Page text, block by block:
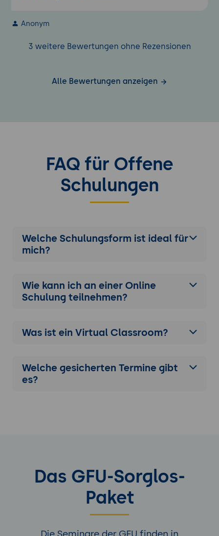
Anonym
3 weitere Bewertungen ohne Rezensionen
Alle Bewertungen anzeigen
FAQ für Offene
Schulungen
Welche Schulungsform ist ideal für
mich?
Wie kann ich an einer Online
Schulung teilnehmen?
Was ist ein Virtual Classroom?
Welche gesicherten Termine gibt
es?
Das GFU-Sorglos-
Paket
Die Seminare der GFU finden in